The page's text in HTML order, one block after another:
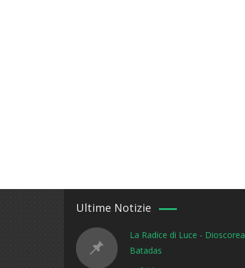
Ultime Notizie
La Radice di Luce - Dioscorea
Batadas